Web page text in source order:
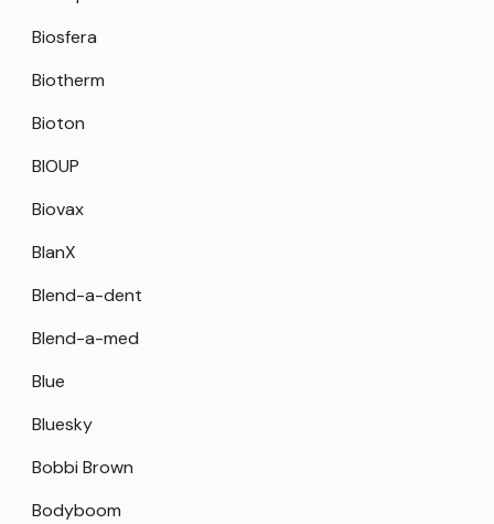
Biosfera
Biotherm
Bioton
BIOUP
Biovax
BlanX
Blend-a-dent
Blend-a-med
Blue
Bluesky
Bobbi Brown
Bodyboom